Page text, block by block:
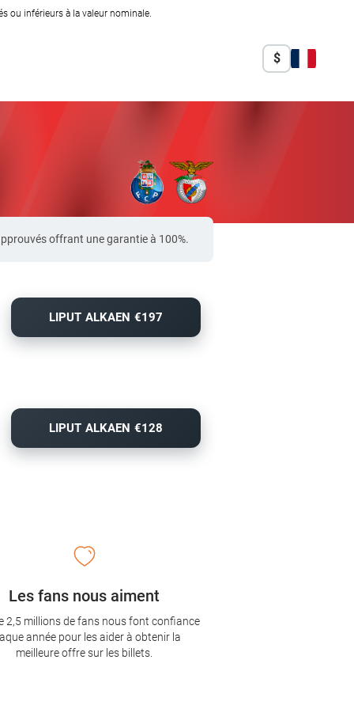
ou inférieurs à la valeur nominale.
$
offrant une garantie à 100%.
LIPUT ALKAEN €197
LIPUT ALKAEN €128
Les fans nous aiment
2,5 millions de fans nous font confiance
année pour les aider à obtenir la
meilleure offre sur les billets.